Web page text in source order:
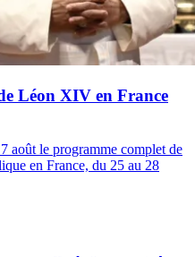
Léon XIV en France
août le programme complet de
en France, du 25 au 28